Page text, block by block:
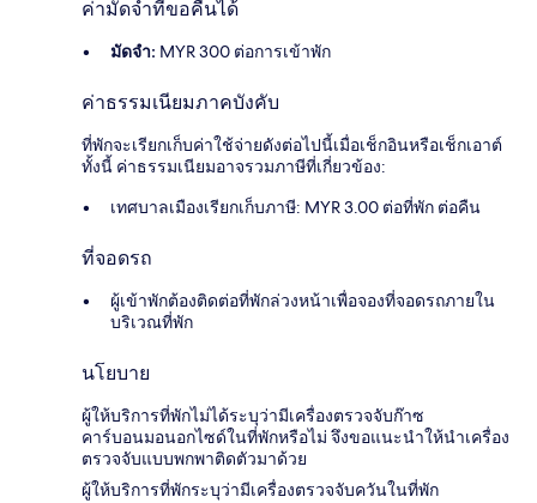
ค่ามัดจำที่ขอคืนได้
มัดจำ: MYR 300 ต่อการเข้าพัก
ค่าธรรมเนียมภาคบังคับ
ที่พักจะเรียกเก็บค่าใช้จ่ายดังต่อไปนี้เมื่อเช็กอินหรือเช็กเอาต์
ทั้งนี้ ค่าธรรมเนียมอาจรวมภาษีที่เกี่ยวข้อง:
เทศบาลเมืองเรียกเก็บภาษี: MYR 3.00 ต่อที่พัก ต่อคืน
ที่จอดรถ
ผู้เข้าพักต้องติดต่อที่พักล่วงหน้าเพื่อจองที่จอดรถภายใน
บริเวณที่พัก
นโยบาย
ผู้ให้บริการที่พักไม่ได้ระบุว่ามีเครื่องตรวจจับก๊าซ
คาร์บอนมอนอกไซด์ในที่พักหรือไม่ จึงขอแนะนำให้นำเครื่อง
ตรวจจับแบบพกพาติดตัวมาด้วย
ผู้ให้บริการที่พักระบุว่ามีเครื่องตรวจจับควันในที่พัก